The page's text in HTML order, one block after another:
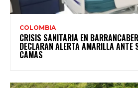
COLOMBIA
CRISIS SANITARIA EN
DECLARAN ALERTA AMARILLA ANTE
CAMAS